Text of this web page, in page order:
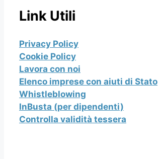
Link Utili
Privacy Policy
Cookie Policy
Lavora con noi
Elenco imprese con aiuti di Stato
Whistleblowing
InBusta (per dipendenti)
Controlla validità tessera